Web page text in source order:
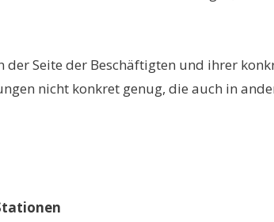
Seite der Beschäftigten und ihrer
nicht konkret genug, die auch in